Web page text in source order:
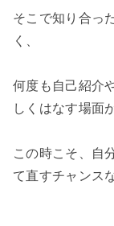
そこで知り合っ
く、
何度も自己紹介
しくはなす場面
この時こそ、自
て直すチャンス